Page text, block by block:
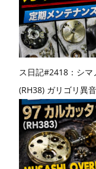
ス日記#2418：シ
(RH38) ガリゴリ異